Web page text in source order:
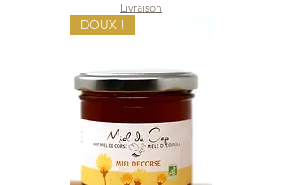
Livraison
DOUX !